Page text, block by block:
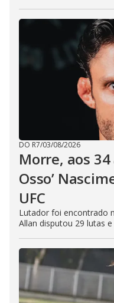
DO R7/03/08/2026
Morre, aos
Osso’
UFC
Lutador foi encontrado
Allan disputou 29 lutas